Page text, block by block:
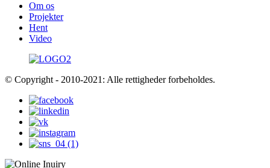
Om os
Projekter
Hent
Video
© Copyright - 2010-2021: Alle rettigheder forbeholdes.